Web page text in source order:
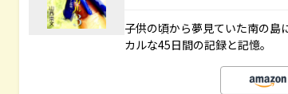
子供の頃から夢見ていた南の島
カルな45日間の記録と記憶。